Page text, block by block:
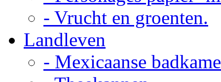
- Vrucht en groenten.
Landleven
- Mexicaanse